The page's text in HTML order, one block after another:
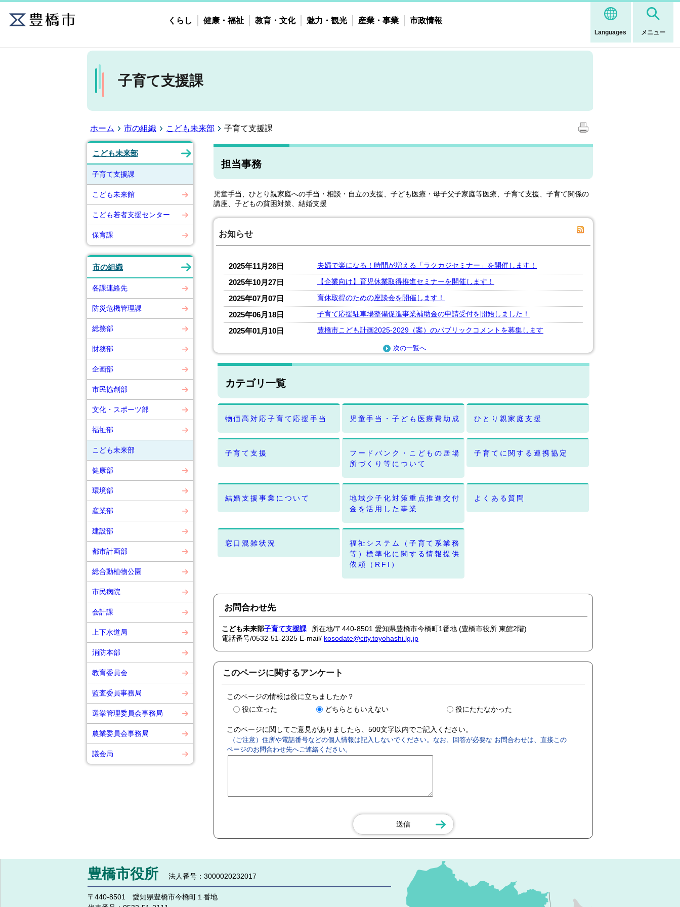
Languages メニュー
くらし 健康・福祉 教育・文化 魅力・観光 産業・事業 市政情報
子育て支援課
ホーム 市の組織 こども未来部 子育て支援課
こども未来部
子育て支援課
こども未来館
こども若者支援センター
保育課
市の組織
各課連絡先
防災危機管理課
総務部
財務部
企画部
市民協創部
文化・スポーツ部
福祉部
こども未来部
健康部
環境部
産業部
建設部
都市計画部
総合動植物公園
市民病院
会計課
上下水道局
消防本部
教育委員会
監査委員事務局
選挙管理委員会事務局
農業委員会事務局
議会局
担当事務
児童手当、ひとり親家庭への手当・相談・自立の支援、子ども医療・母子父子家庭等医療、子育て支援、子育て関係の
講座、子どもの貧困対策、結婚支援
お知らせ
2025年11月28日 夫婦で楽になる！時間が増える「ラクカジセミナー」を開催します！
2025年10月27日 【企業向け】育児休業取得推進セミナーを開催します！
2025年07月07日 育休取得のための座談会を開催します！
2025年06月18日 子育て応援駐車場整備促進事業補助金の申請受付を開始しました！
2025年01月10日 豊橋市こども計画2025-2029（案）のパブリックコメントを募集します
次の一覧へ
カテゴリ一覧
物価高対応子育て応援手当 児童手当・子ども医療費助成 ひとり親家庭支援
子育て支援
フードバンク・こどもの居場
所づくり等について
子育てに関する連携協定
結婚支援事業について
地域少子化対策重点推進交付
金を活用した事業
よくある質問
窓口混雑状況
福祉システム（子育て系業務
等）標準化に関する情報提供
依頼（RFI）
お問合わせ先
こども未来部子育て支援課
所在地/〒440-8501 愛知県豊橋市今橋町1番地 (豊橋市役所 東館2階)
電話番号/0532-51-2325 E-mail/ kosodate@city.toyohashi.lg.jp
このページに関するアンケート
このページの情報は役に立ちましたか？
役に立った
どちらともいえない 役にたたなかった
このページに関してご意見がありましたら、500文字以内でご記入ください。
（ご注意）住所や電話番号などの個人情報は記入しないでください。なお、回答が必要な お問合わせは、直接この
ページのお問合わせ先へご連絡ください。
豊橋市役所 法人番号：3000020232017
〒440-8501 愛知県豊橋市今橋町１番地